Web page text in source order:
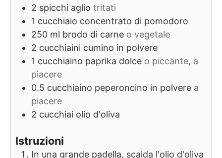
2 spicchi aglio tritati
1 cucchiaio concentrato di pomodoro
250 ml brodo di carne o vegetale
2 cucchiaini cumino in polvere
1 cucchiaino paprika dolce o piccante, a
piacere
0.5 cucchiaino peperoncino in polvere a
piacere
2 cucchiai olio d'oliva
Istruzioni
In una grande padella, scalda l'olio d'oliva